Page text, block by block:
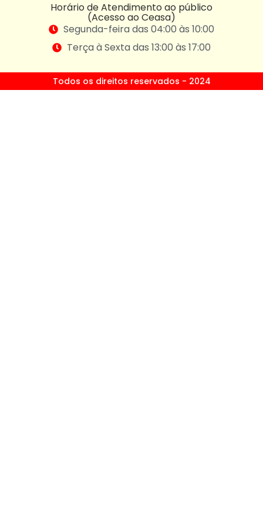
Horário de Atendimento ao público
(Acesso ao Ceasa)
Segunda-feira das 04:00 às 10:00
Terça à Sexta das 13:00 às 17:00
Todos os direitos reservados - 2024